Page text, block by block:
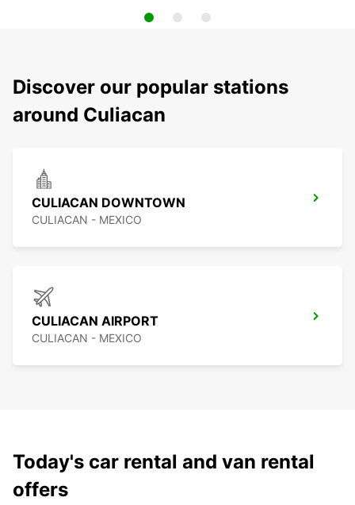
Discover our popular stations
around Culiacan
CULIACAN DOWNTOWN
CULIACAN - MEXICO
CULIACAN AIRPORT
CULIACAN - MEXICO
Today's car rental and van rental
offers